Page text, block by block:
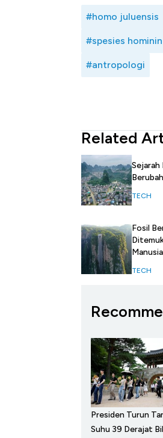
#homo juluensis
#spesies hominin
#antropologi
Related
Sejarah
TECH
Fosil
Manusia
TECH
Presiden Turun
Suhu 39 Derajat